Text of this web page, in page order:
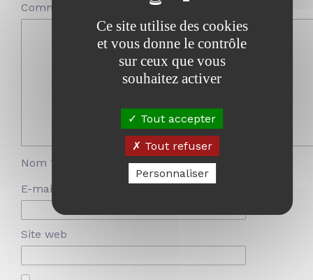
Commentaire
Nom *
E-mail
Site web
Ce site utilise des cookies
et vous donne le contrôle
sur ceux que vous
souhaitez activer
Tout accepter
Tout refuser
Personnaliser